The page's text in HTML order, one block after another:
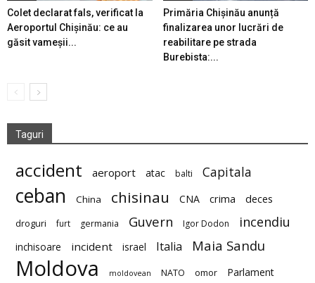
Colet declarat fals, verificat la
Aeroportul Chișinău: ce au
găsit vameșii...
Primăria Chișinău anunță
finalizarea unor lucrări de
reabilitare pe strada
Burebista:...
Taguri
accident aeroport atac balti Capitala
ceban China chisinau CNA crima deces
droguri furt germania Guvern Igor Dodon incendiu
inchisoare incident israel Italia Maia Sandu
Moldova moldovean NATO omor Parlament